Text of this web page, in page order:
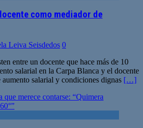
como mediador de
Leiva Seisdedos 0
entre un docente que hace más de 10
salarial en la Carpa Blanca y el docente
salarial y condiciones dignas […]